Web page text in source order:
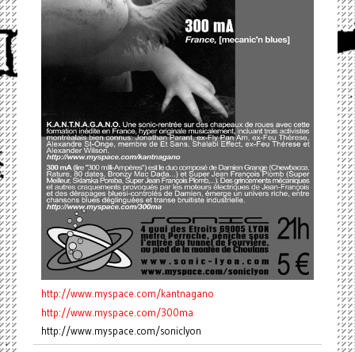
http://www.myspace.com/kantnagano
http://www.myspace.com/300ma
http://www.myspace.com/soniclyon